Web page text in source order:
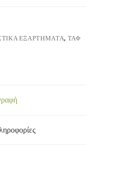
ΕΞΑΡΤΗΜΑΤΑ, ΤΑΦ